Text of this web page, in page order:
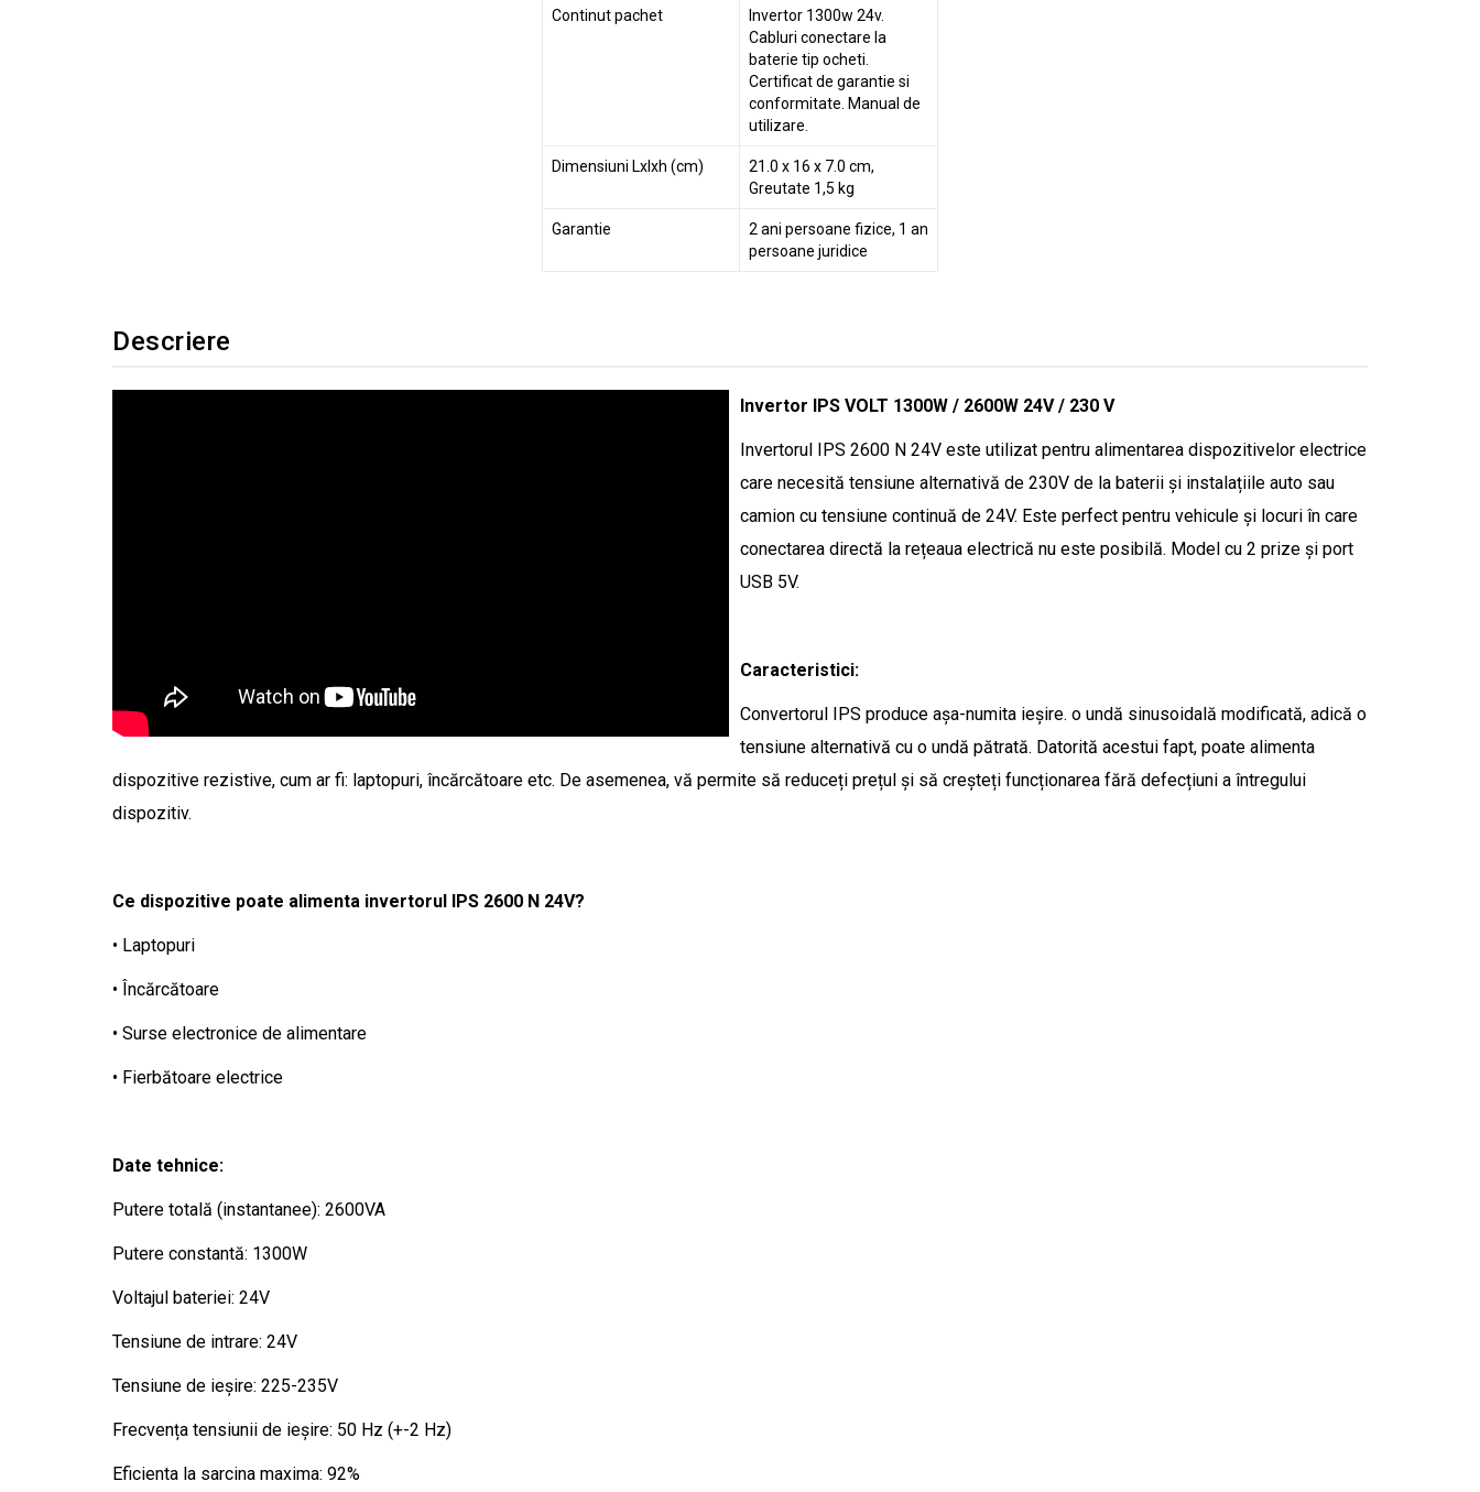
Continut pachet
Invertor 1300w 24v.
Cabluri conectare la
baterie tip ocheti.
Certificat de garantie si
conformitate. Manual de
utilizare.
Dimensiuni Lxlxh (cm)
21.0 x 16 x 7.0 cm,
Greutate 1,5 kg
Garantie
2 ani persoane fizice, 1 an
persoane juridice
Descriere
Invertor IPS VOLT 1300W / 2600W 24V / 230 V
Invertorul IPS 2600 N 24V este utilizat pentru alimentarea dispozitivelor electrice
care necesită tensiune alternativă de 230V de la baterii și instalațiile auto sau
camion cu tensiune continuă de 24V. Este perfect pentru vehicule și locuri în care
conectarea directă la rețeaua electrică nu este posibilă. Model cu 2 prize și port
USB 5V.
Caracteristici:
Convertorul IPS produce așa-numita ieșire. o undă sinusoidală modificată, adică o
tensiune alternativă cu o undă pătrată. Datorită acestui fapt, poate alimenta
dispozitive rezistive, cum ar fi: laptopuri, încărcătoare etc. De asemenea, vă permite să reduceți prețul și să creșteți funcționarea fără defecțiuni a întregului
dispozitiv.
Ce dispozitive poate alimenta invertorul IPS 2600 N 24V?
• Laptopuri
• Încărcătoare
• Surse electronice de alimentare
• Fierbătoare electrice
Date tehnice:
Putere totală (instantanee): 2600VA
Putere constantă: 1300W
Voltajul bateriei: 24V
Tensiune de intrare: 24V
Tensiune de ieșire: 225-235V
Frecvența tensiunii de ieșire: 50 Hz (+-2 Hz)
Eficienta la sarcina maxima: 92%